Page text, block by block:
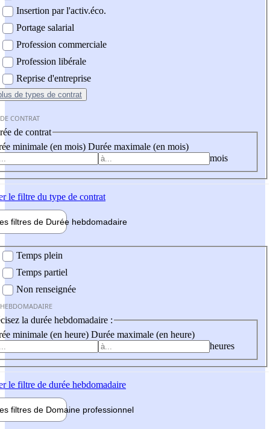
Insertion par l'activ.éco.
Portage salarial
Profession commerciale
Profession libérale
Reprise d'entreprise
de types de contrat
CONTRAT
de contrat
minimale (en mois) Durée maximale (en mois)
mois
le filtre du type de contrat
filtres de Durée hebdomadaire
Temps plein
Temps partiel
Non renseignée
la durée hebdomadaire :
minimale (en heure) Durée maximale (en heure)
heures
le filtre de durée hebdomadaire
filtres de Domaine professionnel